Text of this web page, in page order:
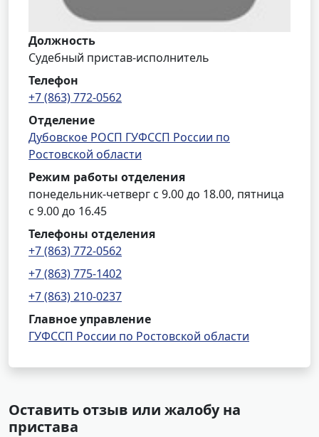
Должность
Судебный пристав-исполнитель
Телефон
+7 (863) 772-0562
Отделение
Дубовское РОСП ГУФССП России по
Ростовской области
Режим работы отделения
понедельник-четверг с 9.00 до 18.00, пятница
с 9.00 до 16.45
Телефоны отделения
+7 (863) 772-0562
+7 (863) 775-1402
+7 (863) 210-0237
Главное управление
ГУФССП России по Ростовской области
Оставить отзыв или жалобу на
пристава